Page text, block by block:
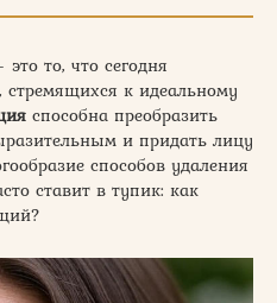
то, что сегодня
к идеальному
способна преобразить
и придать лицу
способов удаления
ставит в тупик: как